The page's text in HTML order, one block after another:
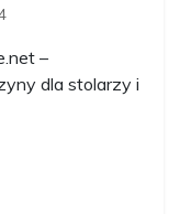
–
dla stolarzy i